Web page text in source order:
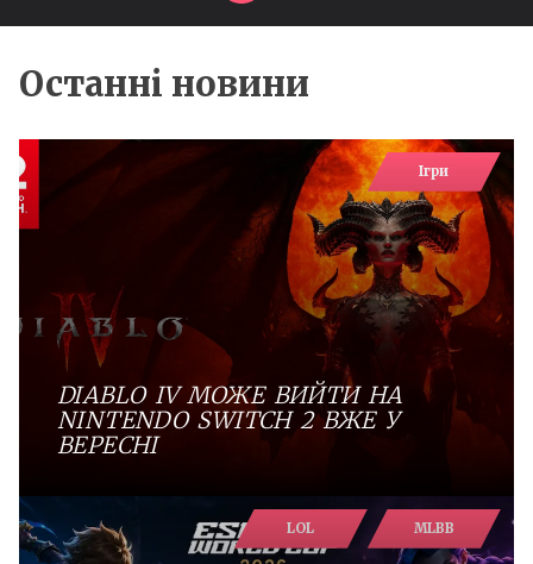
Останні новини
Ігри
DIABLO IV МОЖЕ ВИЙТИ НА
NINTENDO SWITCH 2 ВЖЕ У
ВЕРЕСНІ
LOL MLBB